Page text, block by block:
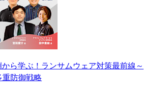
から学ぶ！ランサムウェア対策最前線～
防御戦略